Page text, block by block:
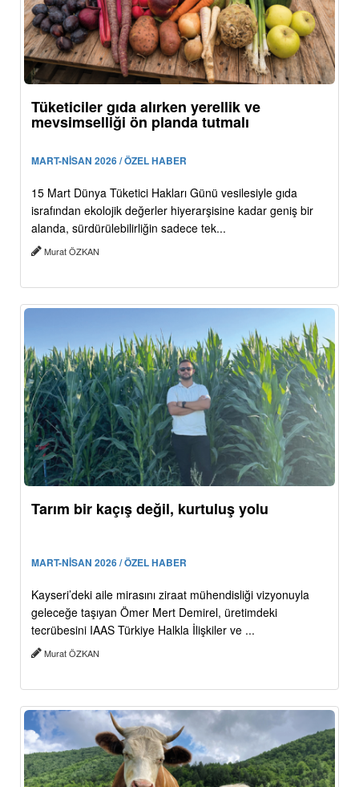
Tüketiciler gıda alırken yerellik ve
mevsimselliği ön planda tutmalı
MART-NİSAN 2026 / ÖZEL HABER
15 Mart Dünya Tüketici Hakları Günü vesilesiyle gıda
israfından ekolojik değerler hiyerarşisine kadar geniş bir
alanda, sürdürülebilirliğin sadece tek...
Murat ÖZKAN
Tarım bir kaçış değil, kurtuluş yolu
MART-NİSAN 2026 / ÖZEL HABER
Kayseri’deki aile mirasını ziraat mühendisliği vizyonuyla
geleceğe taşıyan Ömer Mert Demirel, üretimdeki
tecrübesini IAAS Türkiye Halkla İlişkiler ve ...
Murat ÖZKAN